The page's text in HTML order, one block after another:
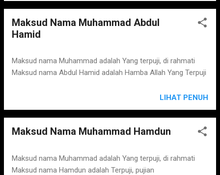
Maksud Nama Muhammad Abdul
Hamid
Maksud nama Muhammad adalah Yang terpuji, di rahmati
Maksud nama Abdul Hamid adalah Hamba Allah Yang Terpuji
LIHAT PENUH
Maksud Nama Muhammad Hamdun
Maksud nama Muhammad adalah Yang terpuji, di rahmati
Maksud nama Hamdun adalah Terpuji, pujian